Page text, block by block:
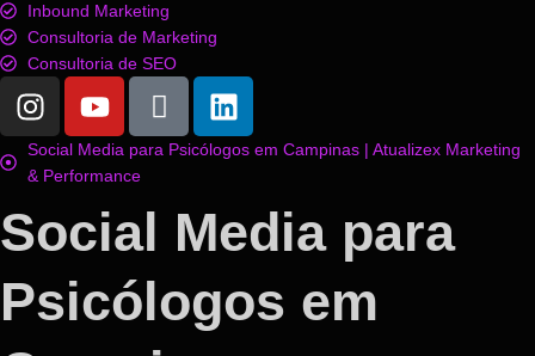
Inbound Marketing
Consultoria de Marketing
Consultoria de SEO
Social Media para Psicólogos em Campinas | Atualizex Marketing
& Performance
Social Media para
Psicólogos em